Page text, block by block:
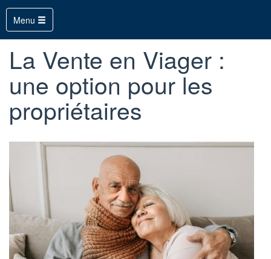
Aller
contenu
Menu Toggle
navigation
La Vente en Viager :
une option pour les
propriétaires